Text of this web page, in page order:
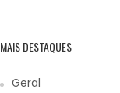
MAIS DESTAQUES
Geral